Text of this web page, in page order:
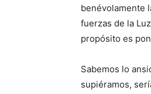
benévolamente
fuerzas de la
propósito es
Sabemos lo
supiéramos,